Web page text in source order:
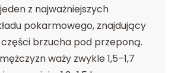
z najważniejszych
pokarmowego, znajdujący
brzucha pod przeponą.
waży zwykle 1,5–1,7